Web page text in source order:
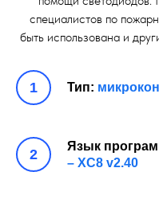
специалистов по
быть использована и
Тип:
Язык
– XC8 v2.40